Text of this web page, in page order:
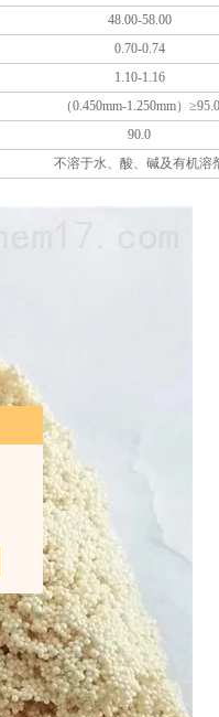
48.00-58.00
0.70-0.74
1.10-1.16
（0.450mm-1.250mm）≥95.0
90.0
不溶于水、酸、碱及有机溶